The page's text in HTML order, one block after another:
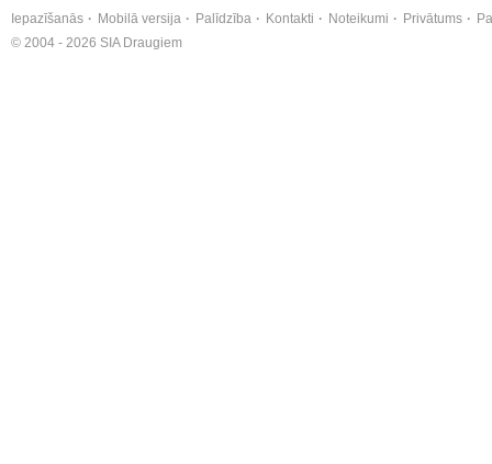
Iepazīšanās Mobilā versija Palīdzība Kontakti Noteikumi Privātums
© 2004 - 2026 SIA Draugiem